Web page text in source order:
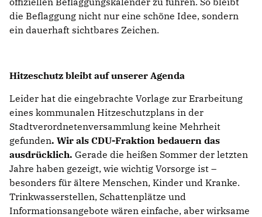
die Beflaggung nicht nur eine schöne Idee, sondern
ein dauerhaft sichtbares Zeichen.
Hitzeschutz bleibt auf unserer Agenda
Leider hat die eingebrachte Vorlage zur Erarbeitung
eines kommunalen Hitzeschutzplans in der
Stadtverordnetenversammlung keine Mehrheit
gefunden. Wir als CDU-Fraktion bedauern das
ausdrücklich. Gerade die heißen Sommer der letzten
Jahre haben gezeigt, wie wichtig Vorsorge ist –
besonders für ältere Menschen, Kinder und Kranke.
Trinkwasserstellen, Schattenplätze und
Informationsangebote wären einfache, aber wirksame